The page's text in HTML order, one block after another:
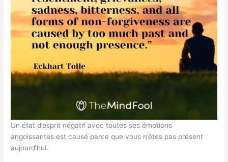
Un état d’esprit négatif avec toutes ses émotions
angoissantes est causé parce que vous n’êtes pas présent
aujourd’hui.